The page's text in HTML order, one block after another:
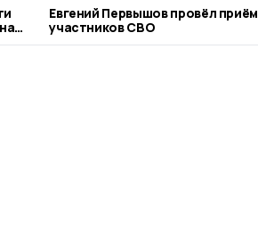
Евгений Первышов провёл приём
участников СВО